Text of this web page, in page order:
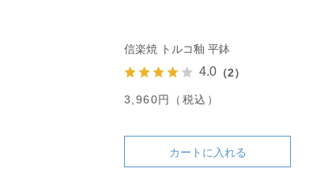
信楽焼 トルコ釉 平鉢
4.0 （2）
3,960円（税込）
カートに入れる